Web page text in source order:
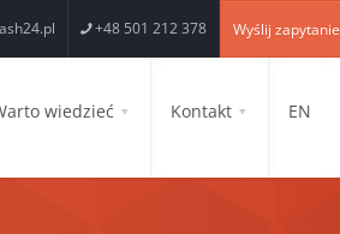
+48 501 212 378 Wyślij zapytanie
wiedzieć Kontakt EN